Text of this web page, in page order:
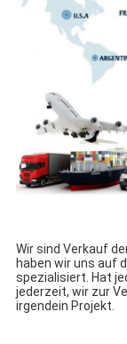
Wir sind Verkauf
haben wir uns auf
spezialisiert. Hat
jederzeit, wir zur
irgendein Projekt.